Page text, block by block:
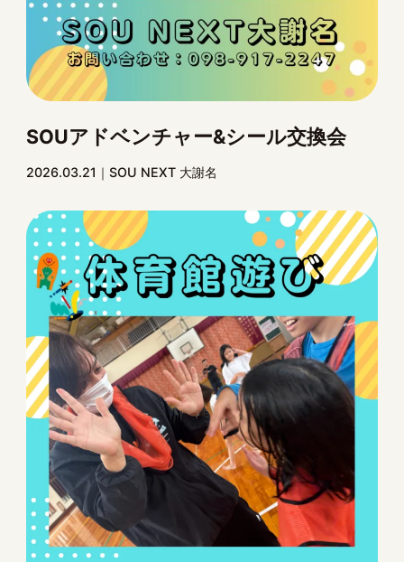
SOUアドベンチャー&シール交換会
2026.03.21 SOU NEXT 大謝名